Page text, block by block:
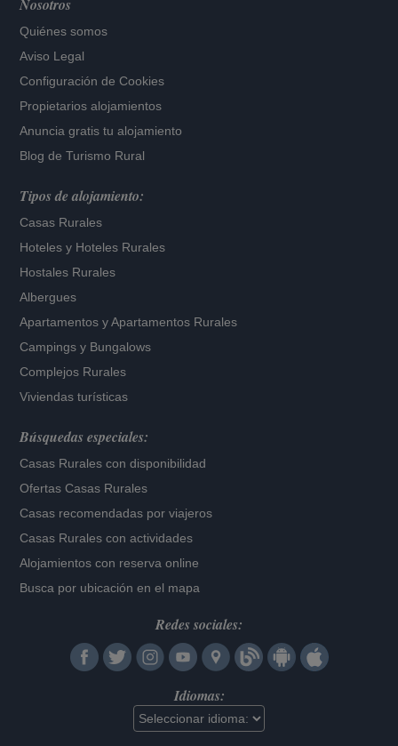
Nosotros
Quiénes somos
Aviso Legal
Configuración de Cookies
Propietarios alojamientos
Anuncia gratis tu alojamiento
Blog de Turismo Rural
Tipos de alojamiento:
Casas Rurales
Hoteles y Hoteles Rurales
Hostales Rurales
Albergues
Apartamentos yApartamentos Rurales
Campings y Bungalows
Complejos Rurales
Viviendas turísticas
Búsquedas especiales:
Casas Rurales con disponibilidad
Ofertas Casas Rurales
Casas recomendadas por viajeros
Casas Rurales con actividades
Alojamientos con reserva online
Busca por ubicación en el mapa
Redes sociales:
Idiomas: